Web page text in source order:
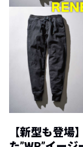
【新型も登場